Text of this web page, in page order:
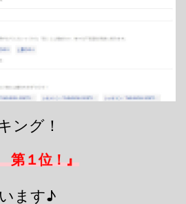
ング！
第１位！』
ます♪